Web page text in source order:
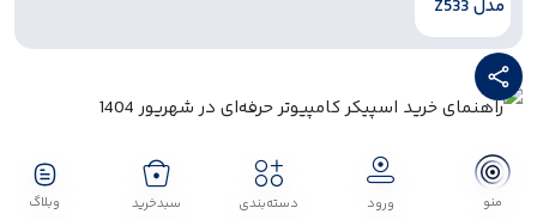
منو ورود دسته‌بندی سبدخرید وبلاگ کلام آخر